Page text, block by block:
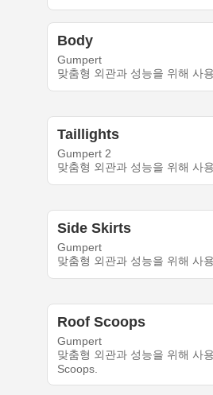
Body
Gumpert
맞춤형 외관과 성능을 위해 사
Taillights
Gumpert 2
맞춤형 외관과 성능을 위해 사
Side Skirts
Gumpert
맞춤형 외관과 성능을 위해 사
Roof Scoops
Gumpert
맞춤형 외관과 성능을 위해 사
Scoops.